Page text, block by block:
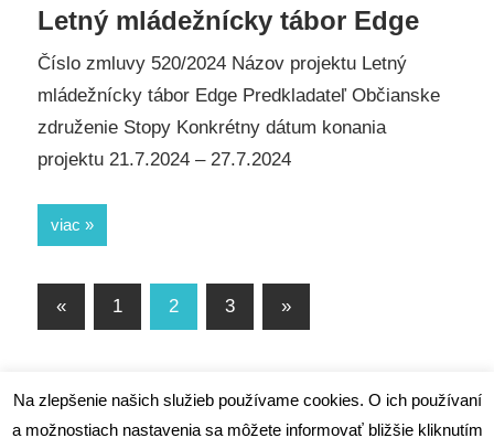
Letný mládežnícky tábor Edge
Číslo zmluvy 520/2024 Názov projektu Letný
mládežnícky tábor Edge Predkladateľ Občianske
združenie Stopy Konkrétny dátum konania
projektu 21.7.2024 – 27.7.2024
viac
Navigácia
článkoch
« Previous
1 2 3
Next
»
Na zlepšenie našich služieb používame cookies. O ich používaní
a možnostiach nastavenia sa môžete informovať bližšie kliknutím